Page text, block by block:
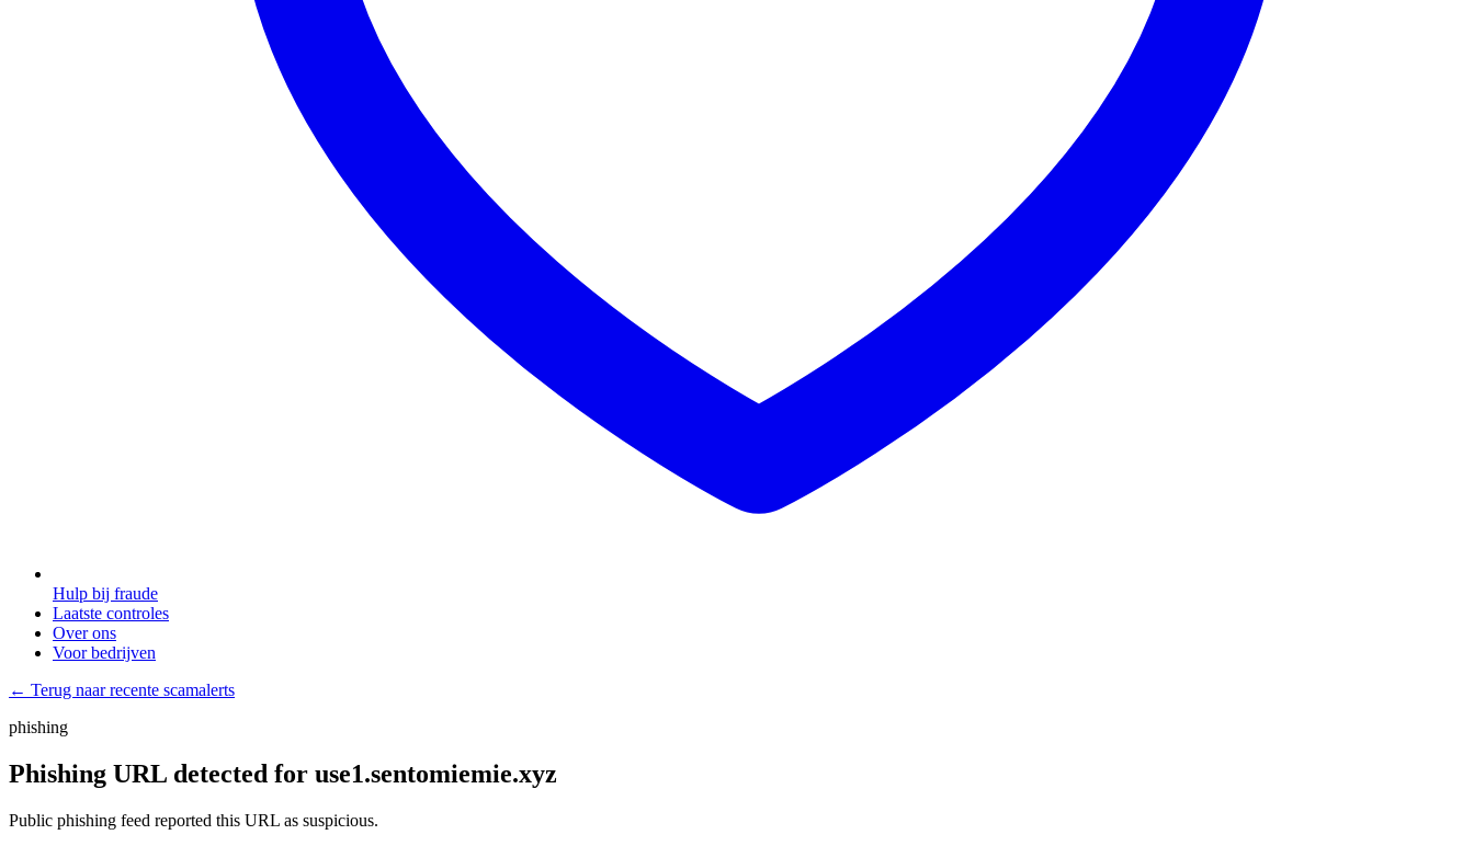
Hulp bij fraude
Laatste controles
Over ons
Voor bedrijven
← Terug naar recente scamalerts
phishing
Phishing URL detected for use1.sentomiemie.xyz
Public phishing feed reported this URL as suspicious.